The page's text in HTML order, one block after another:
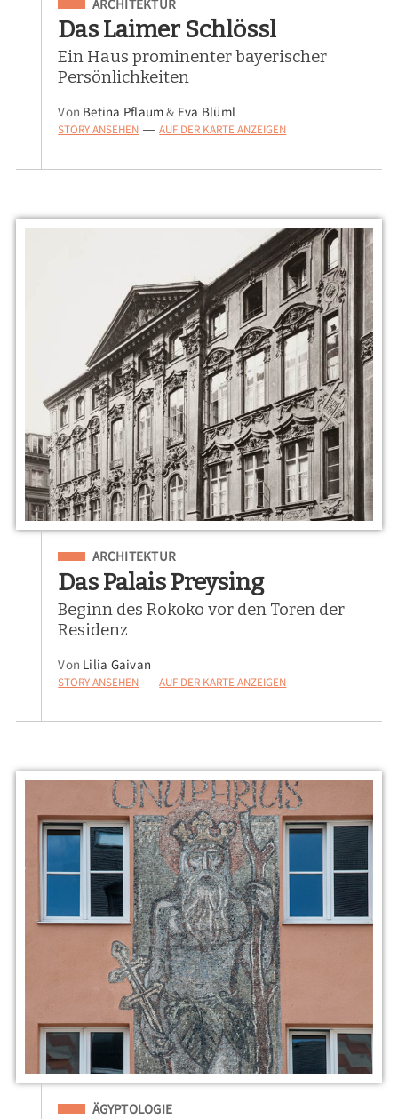
ARCHITEKTUR
Das Laimer Schlössl
Ein Haus prominenter bayerischer
Persönlichkeiten
Von Betina Pflaum& Eva Blüml
STORY ANSEHEN — AUF DER KARTE ANZEIGEN
Eingeordnet unter
ARCHITEKTUR
Das Palais Preysing
Beginn des Rokoko vor den Toren der
Residenz
Von Lilia Gaivan
STORY ANSEHEN — AUF DER KARTE ANZEIGEN
Eingeordnet unter
ÄGYPTOLOGIE